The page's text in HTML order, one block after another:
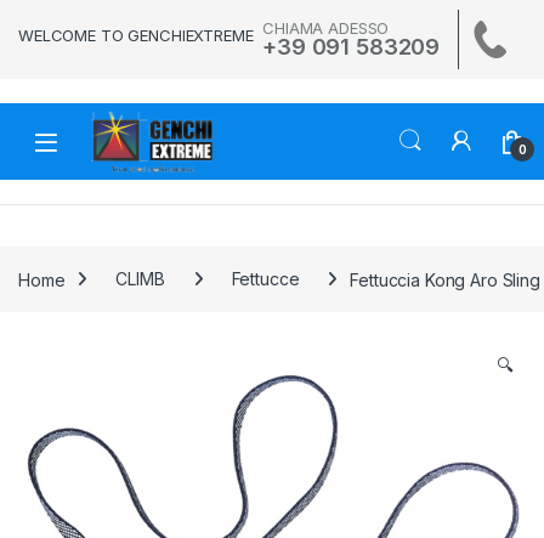
WELCOME TO GENCHIEXTREME CHIAMA ADESSO
+39 091 583209
0
Home CLIMB Fettucce Fettuccia Kong Aro
🔍